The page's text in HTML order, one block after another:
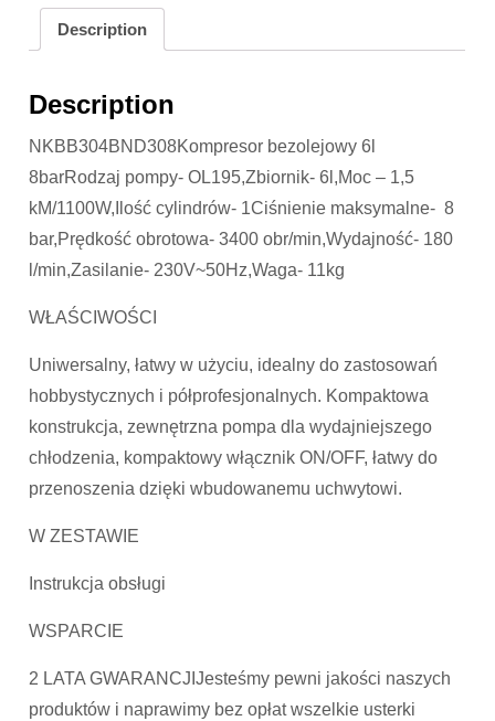
Description
Description
NKBB304BND308Kompresor bezolejowy 6l
8barRodzaj pompy- OL195,Zbiornik- 6l,Moc – 1,5
kM/1100W,Ilość cylindrów- 1Ciśnienie maksymalne- 8
bar,Prędkość obrotowa- 3400 obr/min,Wydajność- 180
l/min,Zasilanie- 230V~50Hz,Waga- 11kg
WŁAŚCIWOŚCI
Uniwersalny, łatwy w użyciu, idealny do zastosowań
hobbystycznych i półprofesjonalnych. Kompaktowa
konstrukcja, zewnętrzna pompa dla wydajniejszego
chłodzenia, kompaktowy włącznik ON/OFF, łatwy do
przenoszenia dzięki wbudowanemu uchwytowi.
W ZESTAWIE
Instrukcja obsługi
WSPARCIE
2 LATA GWARANCJIJesteśmy pewni jakości naszych
produktów i naprawimy bez opłat wszelkie usterki